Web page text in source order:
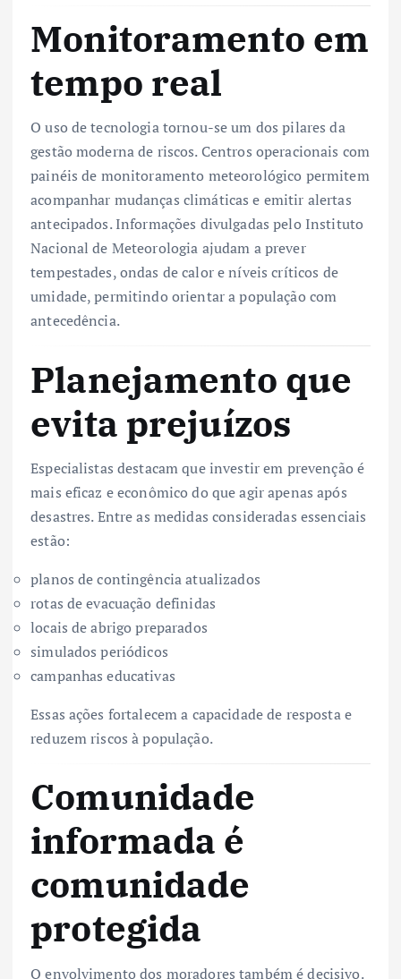
Monitoramento em
tempo real
O uso de tecnologia tornou-se um dos pilares da
gestão moderna de riscos. Centros operacionais com
painéis de monitoramento meteorológico permitem
acompanhar mudanças climáticas e emitir alertas
antecipados. Informações divulgadas pelo Instituto
Nacional de Meteorologia ajudam a prever
tempestades, ondas de calor e níveis críticos de
umidade, permitindo orientar a população com
antecedência.
Planejamento que
evita prejuízos
Especialistas destacam que investir em prevenção é
mais eficaz e econômico do que agir apenas após
desastres. Entre as medidas consideradas essenciais
estão:
planos de contingência atualizados
rotas de evacuação definidas
locais de abrigo preparados
simulados periódicos
campanhas educativas
Essas ações fortalecem a capacidade de resposta e
reduzem riscos à população.
Comunidade
informada é
comunidade
protegida
O envolvimento dos moradores também é decisivo.